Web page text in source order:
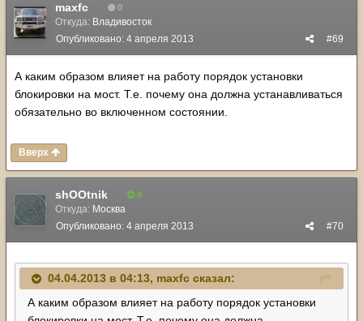
maxfc 0
Откуда: Владивосток
#69
Опубликовано: 4 апреля 2013
А каким образом влияет на работу порядок установки
блокировки на мост. Т.е. почему она должна устанавливаться
обязательно во включенном состоянии.
Вверх
shOOtnik 8
Откуда: Москва
#70
Опубликовано: 4 апреля 2013
04.04.2013 в 04:13, maxfc сказал:
А каким образом влияет на работу порядок установки